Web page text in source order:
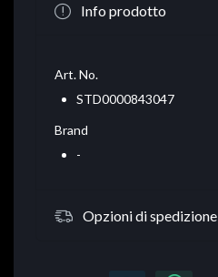
Info prodotto
Art. No.
STD0000843047
Brand
-
Opzioni di spedizione